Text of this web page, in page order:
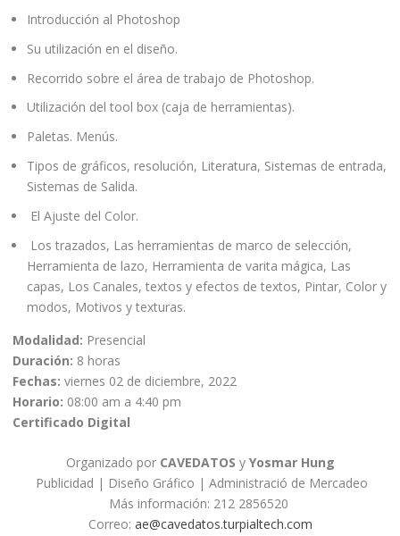
Introducción al Photoshop
Su utilización en el diseño.
Recorrido sobre el área de trabajo de Photoshop.
Utilización del tool box (caja de herramientas).
Paletas. Menús.
Tipos de gráficos, resolución, Literatura, Sistemas de entrada,
Sistemas de Salida.
El Ajuste del Color.
Los trazados, Las herramientas de marco de selección,
Herramienta de lazo, Herramienta de varita mágica, Las
capas, Los Canales, textos y efectos de textos, Pintar, Color y
modos, Motivos y texturas.
Modalidad: Presencial
Duración: 8 horas
Fechas: viernes 02 de diciembre, 2022
Horario: 08:00 am a 4:40 pm
Certificado Digital
Organizado por CAVEDATOS yYosmar Hung
Publicidad | Diseño Gráfico | Administració de Mercadeo
Más información: 212 2856520
Correo: ae@cavedatos.turpialtech.com